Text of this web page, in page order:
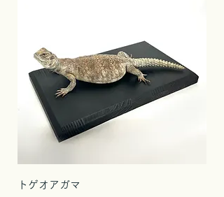
トゲオアガマ